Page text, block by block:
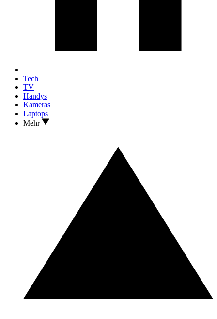
Tech
TV
Handys
Kameras
Laptops
Mehr